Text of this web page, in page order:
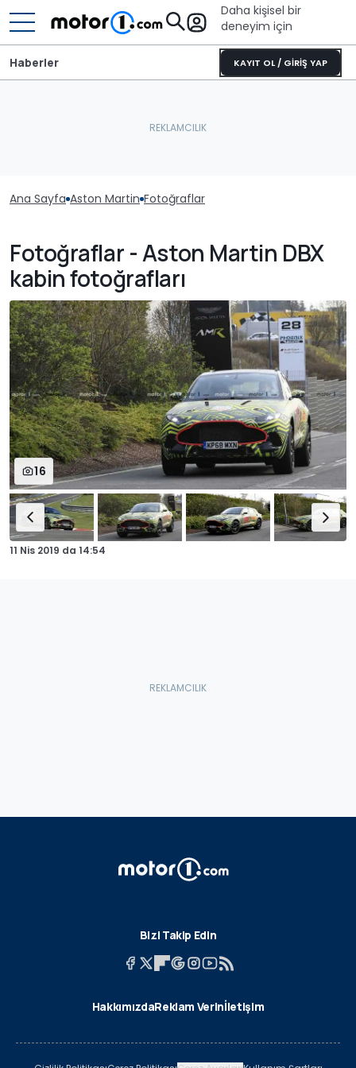
Daha kişisel bir
deneyim için
KAYIT OL / GİRİŞ YAP
Haberler
Ana Sayfa Aston Martin Fotoğraflar
Fotoğraflar - Aston Martin DBX
kabin fotoğrafları
16
11 Nis 2019 da 14:54
Bizi Takip Edin
HakkımızdaReklam Verinİletişim